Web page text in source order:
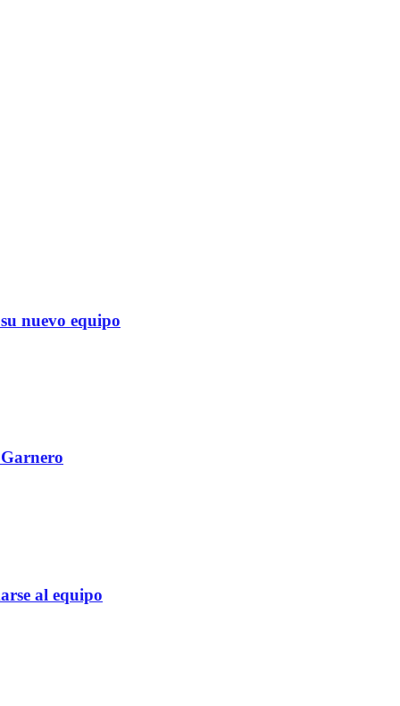
nuevo equipo
al equipo